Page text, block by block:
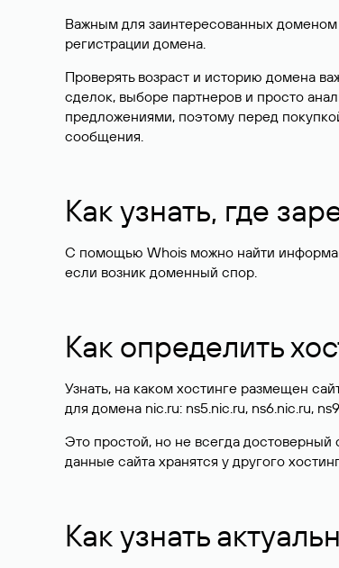
Важным для заинтересованных доменом
регистрации домена.
Проверять возраст и историю домена
сделок, выборе партнеров и просто
предложениями, поэтому перед
сообщения.
Как узнать, где
С помощью Whois можно найти
если возник доменный спор.
Как определить
Узнать, на каком хостинге размещен
для домена nic.ru: ns5.nic.ru, ns6.nic.ru,
Это простой, но не всегда
данные сайта хранятся у другого
Как узнать